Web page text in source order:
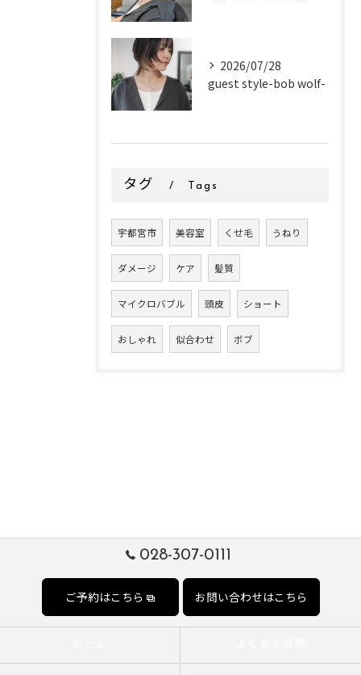
2026/07/28
guest style-bob wolf-
タグ Tags
宇都宮市 美容室 くせ毛 うねり
ダメージ ケア 髪質
マイクロバブル 頭皮 ショート
おしゃれ 似合わせ ボブ
028-307-0111
ご予約はこちら お問い合わせはこちら